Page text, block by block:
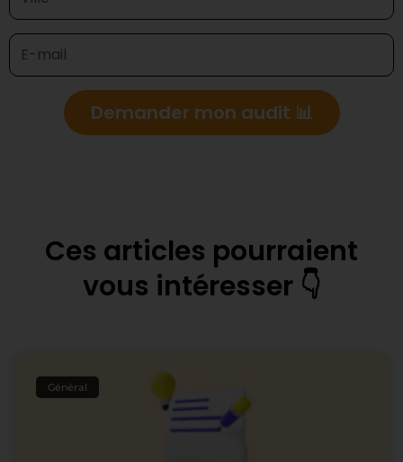
Demander mon audit 📊
Ces articles pourraient
vous intéresser 👇
Général